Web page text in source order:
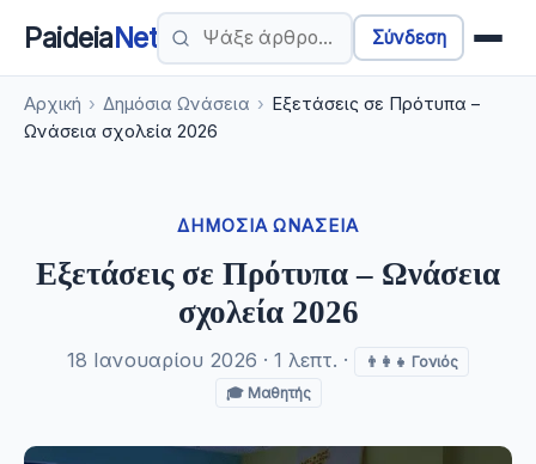
PaideiaNet Σύνδεση
Αρχική › Δημόσια Ωνάσεια › Εξετάσεις σε Πρότυπα –
Ωνάσεια σχολεία 2026
ΔΗΜΌΣΙΑ ΩΝΆΣΕΙΑ
Εξετάσεις σε Πρότυπα – Ωνάσεια
σχολεία 2026
18 Ιανουαρίου 2026 · 1 λεπτ. ·
👨‍👩‍👧 Γονιός
🎓 Μαθητής